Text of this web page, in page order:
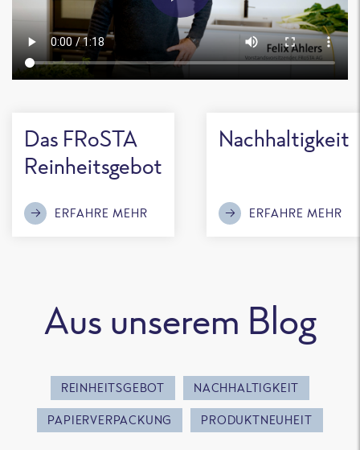
Das FRoSTA
Reinheitsgebot
ERFAHRE MEHR
Nachhaltigkeit
ERFAHRE MEHR
Aus unserem Blog
REINHEITSGEBOT NACHHALTIGKEIT
PAPIERVERPACKUNG PRODUKTNEUHEIT